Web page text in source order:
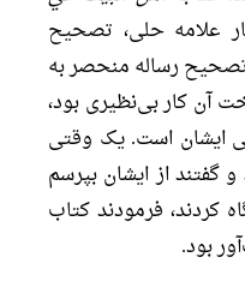
علامه حلی، تصحیح
رساله منحصر به
آن کار بی‌نظیری بود،
ایشان است. یک وقتی
گفتند از ایشان بپرسم
فرمودند کتاب
بود.